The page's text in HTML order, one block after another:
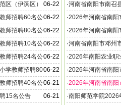
06-22
区（伊滨区）
06-22
师招聘60名公
06-22
师招聘80名公
06-22
师招聘10名公
06-22
师招聘24名公
06-22
学教师招聘80
06-21
师招聘40名公
06-21
15名公告
·河南省南阳市南召
师公告
·2026年河南省南阳
·2026年河南省南阳
·河南省南阳市邓州
公告（第1号）
·2026年南阳农业职
·2026年河南省南阳
公告
·2026年河南省南阳
·南阳师范学院2026